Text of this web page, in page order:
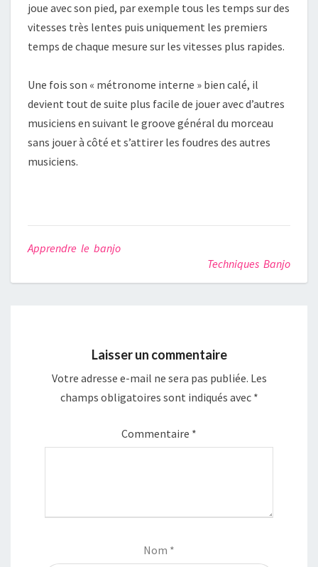
joue avec son pied, par exemple tous les temps sur des
vitesses très lentes puis uniquement les premiers
temps de chaque mesure sur les vitesses plus rapides.
Une fois son « métronome interne » bien calé, il
devient tout de suite plus facile de jouer avec d’autres
musiciens en suivant le groove général du morceau
sans jouer à côté et s’attirer les foudres des autres
musiciens.
Apprendre le banjo
Techniques Banjo
Laisser un commentaire
Votre adresse e-mail ne sera pas publiée. Les
champs obligatoires sont indiqués avec *
Commentaire *
Nom *